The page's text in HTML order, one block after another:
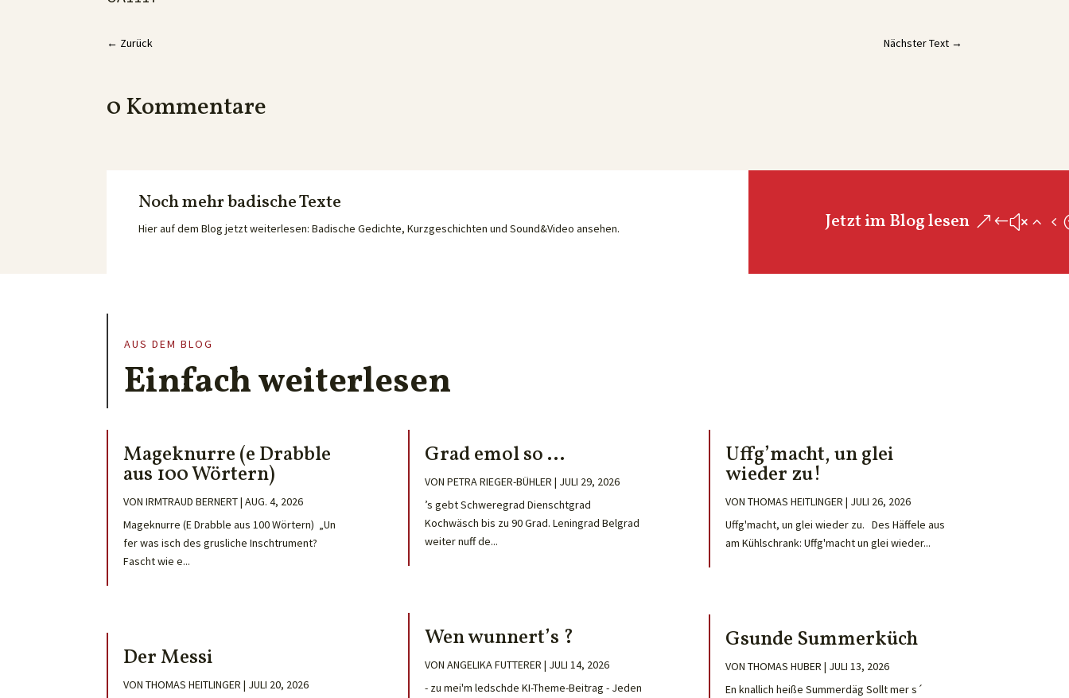
← Zurück Nächster Text→
0 Kommentare
Noch mehr badische Texte
Hier auf dem Blog jetzt weiterlesen: Badische Gedichte, Kurzgeschichten und Sound&Video ansehen. Jetzt im Blog lesen
AUS DEM BLOG
Einfach weiterlesen
Mageknurre (e Drabble
aus 100 Wörtern)
VONIRMTRAUD BERNERT|AUG. 4, 2026
Mageknurre (E Drabble aus 100 Wörtern) „Un
fer was isch des grusliche Inschtrument?
Fascht wie e...
Der Messi
VONTHOMAS HEITLINGER | JULI 20, 2026
Grad emol so …
VON PETRA RIEGER-BÜHLER | JULI 29, 2026
’s gebt Schweregrad Dienschtgrad
Kochwäsch bis zu 90 Grad. Leningrad Belgrad
weiter nuff de...
Wen wunnert’s ?
VON ANGELIKA FUTTERER | JULI 14, 2026
- zu mei'm ledschde KI-Theme-Beitrag - Jeden
Uffg’macht, un glei
wieder zu!
VON THOMAS HEITLINGER | JULI 26, 2026
Uffg'macht, un glei wieder zu. Des Häffele aus
am Kühlschrank: Uffg'macht un glei wieder...
Gsunde Summerküch
VON THOMAS HUBER | JULI 13, 2026
En knallich heiße Summerdäg Sollt mer s´